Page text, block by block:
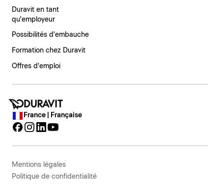
Duravit en tant
qu'employeur
Possibilités d'embauche
Formation chez Duravit
Offres d'emploi
France | Française
Mentions légales
Politique de confidentialité